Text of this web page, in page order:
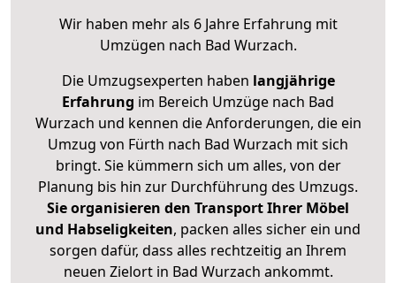
Wir haben mehr als 6 Jahre Erfahrung mit
Umzügen nach Bad Wurzach.
Die Umzugsexperten haben langjährige
Erfahrung im Bereich Umzüge nach Bad
Wurzach und kennen die Anforderungen, die ein
Umzug von Fürth nach Bad Wurzach mit sich
bringt. Sie kümmern sich um alles, von der
Planung bis hin zur Durchführung des Umzugs.
Sie organisieren den Transport Ihrer Möbel
und Habseligkeiten, packen alles sicher ein und
sorgen dafür, dass alles rechtzeitig an Ihrem
neuen Zielort in Bad Wurzach ankommt.